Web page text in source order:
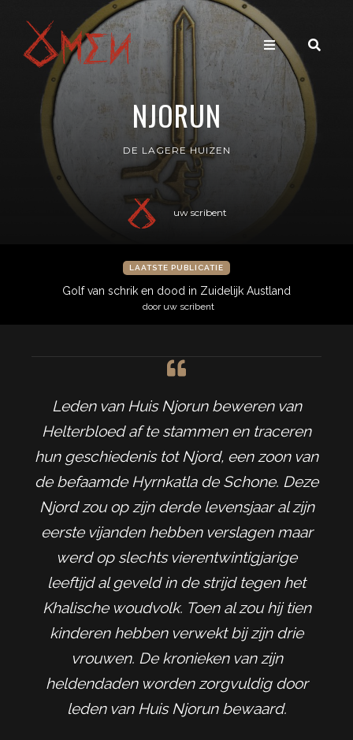
NJORUN
DE LAGERE HUIZEN
uw scribent
LAATSTE PUBLICATIE
Golf van schrik en dood in Zuidelijk Austland
door uw scribent
Leden van Huis Njorun beweren van
Helterbloed af te stammen en traceren
hun geschiedenis tot Njord, een zoon van
de befaamde Hyrnkatla de Schone. Deze
Njord zou op zijn derde levensjaar al zijn
eerste vijanden hebben verslagen maar
werd op slechts vierentwintigjarige
leeftijd al geveld in de strijd tegen het
Khalische woudvolk. Toen al zou hij tien
kinderen hebben verwekt bij zijn drie
vrouwen. De kronieken van zijn
heldendaden worden zorgvuldig door
leden van Huis Njorun bewaard.